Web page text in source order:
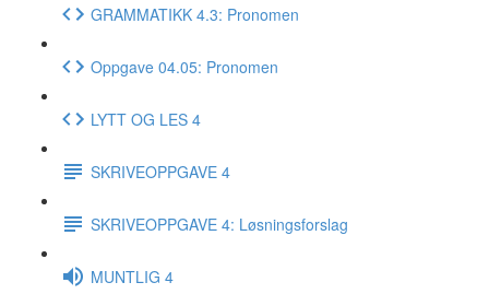
GRAMMATIKK 4.3: Pronomen
Oppgave 04.05: Pronomen
LYTT OG LES 4
SKRIVEOPPGAVE 4
SKRIVEOPPGAVE 4: Løsningsforslag
MUNTLIG 4